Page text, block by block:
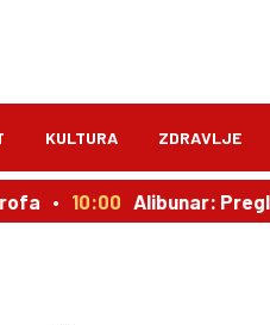
KULTURA ZDRAVLJE
Alibunar: Pregled na